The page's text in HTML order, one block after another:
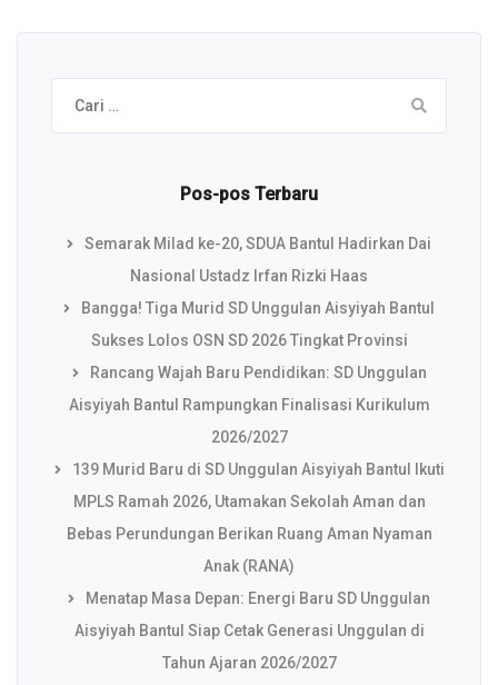
Cari
untuk:
Pos-pos Terbaru
Semarak Milad ke-20, SDUA Bantul Hadirkan Dai
Nasional Ustadz Irfan Rizki Haas
Bangga! Tiga Murid SD Unggulan Aisyiyah Bantul
Sukses Lolos OSN SD 2026 Tingkat Provinsi
Rancang Wajah Baru Pendidikan: SD Unggulan
Aisyiyah Bantul Rampungkan Finalisasi Kurikulum
2026/2027
139 Murid Baru di SD Unggulan Aisyiyah Bantul Ikuti
MPLS Ramah 2026, Utamakan Sekolah Aman dan
Bebas Perundungan Berikan Ruang Aman Nyaman
Anak (RANA)
Menatap Masa Depan: Energi Baru SD Unggulan
Aisyiyah Bantul Siap Cetak Generasi Unggulan di
Tahun Ajaran 2026/2027